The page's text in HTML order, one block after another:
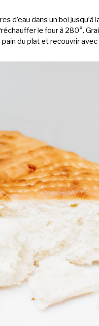
d’eau dans un bol
le four à 280°.
du plat et recouvrir